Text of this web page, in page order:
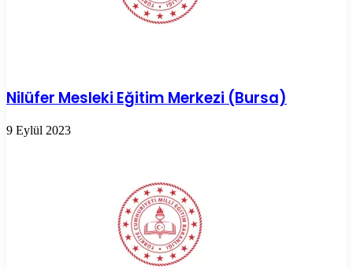
Nilüfer Mesleki Eğitim Merkezi (Bursa)
9 Eylül 2023